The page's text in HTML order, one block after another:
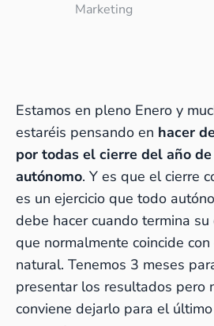
Marketing
Estamos en pleno Enero y
estaréis pensando en hacer
por todas el cierre del año de
autónomo. Y es que el cierre
es un ejercicio que todo
debe hacer cuando termina su
que normalmente coincide
natural. Tenemos 3 meses
presentar los resultados pero
conviene dejarlo para el último